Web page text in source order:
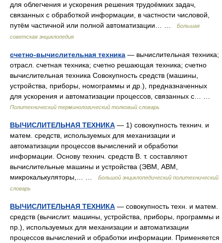
для облегчения и ускорения решения трудоёмких задач,
связанных с обработкой информации, в частности числовой,
путём частичной или полной автоматизации… …
Большая
советская энциклопедия
счетно-вычислительная техника — вычислительная техника;
отрасл. счетная техника; счетно решающая техника; счетно
вычислительная техника Совокупность средств (машины,
устройства, приборы, номограммы и др.), предназначенных
для ускорения и автоматизации процессов, связанных с… …
Политехнический терминологический толковый словарь
ВЫЧИСЛИТЕЛЬНАЯ ТЕХНИКА — 1) совокупность технич. и
матем. средств, используемых для механизации и
автоматизации процессов вычислений и обработки
информации. Основу технич. средств В. т. составляют
вычислительные машины и устройства (ЭВМ, АВМ,
микрокалькуляторы,… …
Большой энциклопедический политехнический
словарь
ВЫЧИСЛИТЕЛЬНАЯ ТЕХНИКА — совокупность техн. и матем.
средств (вычислит. машины, устройства, приборы, программы и
пр.), используемых для механизации и автоматизации
процессов вычислений и обработки информации. Применяется